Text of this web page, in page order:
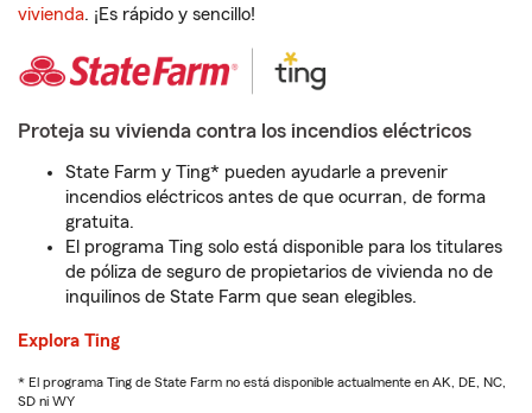
vivienda. ¡Es rápido y sencillo!
Proteja su vivienda contra los incendios eléctricos
State Farm y Ting* pueden ayudarle a prevenir
incendios eléctricos antes de que ocurran, de forma
gratuita.
El programa Ting solo está disponible para los titulares
de póliza de seguro de propietarios de vivienda no de
inquilinos de State Farm que sean elegibles.
Explora Ting
* El programa Ting de State Farm no está disponible actualmente en AK, DE, NC,
SD ni WY